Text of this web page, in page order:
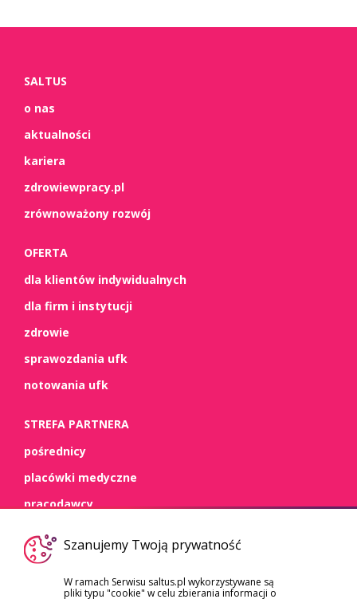
SALTUS
o nas
aktualności
kariera
zdrowiewpracy.pl
zrównoważony rozwój
OFERTA
dla klientów indywidualnych
dla firm i instytucji
zdrowie
sprawozdania ufk
notowania ufk
STREFA PARTNERA
pośrednicy
placówki medyczne
pracodawcy
WSPARCIESzanujemy Twoją prywatność
W ramach Serwisu saltus.pl wykorzystywane są
pliki typu "cookie" w celu zbierania informacji o